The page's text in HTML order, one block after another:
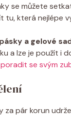
se můžete
která nejlépe
a gelové
a lze je použít i
se svým
za pár korun